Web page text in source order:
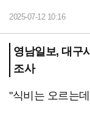
2025-07-12 10:16
영남일보, 대구
조사
"식비는 오르는